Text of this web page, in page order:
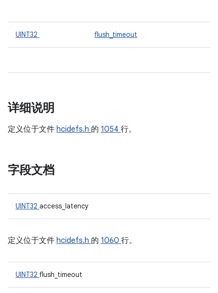
UINT32 flush_timeout
详细说明
定义位于文件 hcidefs.h 的 1054 行。
字段文档
UINT32 access_latency
定义位于文件 hcidefs.h 的 1060 行。
UINT32 flush_timeout